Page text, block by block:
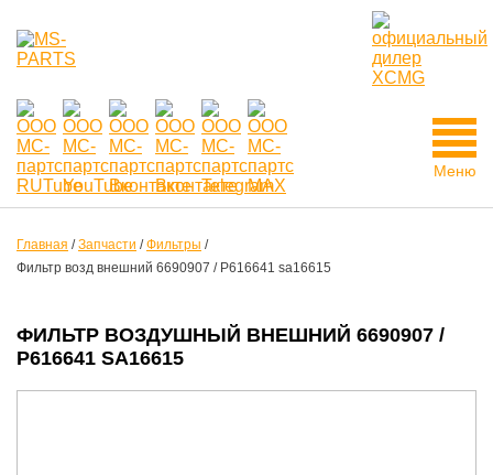
Меню
Главная /Запчасти /Фильтры /
Фильтр возд внешний 6690907 / P616641 sa16615
ФИЛЬТР ВОЗДУШНЫЙ ВНЕШНИЙ 6690907 /
P616641 SA16615